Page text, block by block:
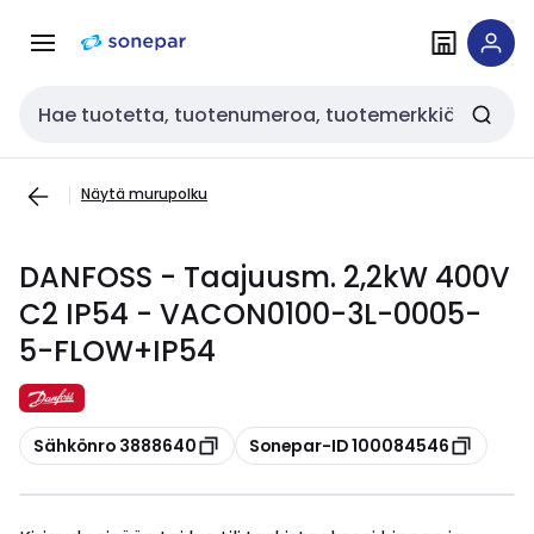
navigointiinsisältöön
Haku
Näytä murupolku
DANFOSS - Taajuusm. 2,2kW 400V
C2 IP54 - VACON0100-3L-0005-
5-FLOW+IP54
Kopioi
Sähkönro 3888640 Kopioi
Sonepar-ID 100084546